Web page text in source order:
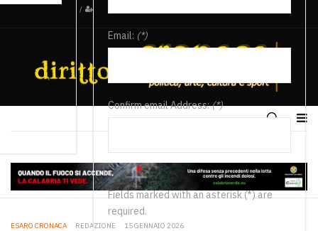
/
Email: (*)
Confirm email Address:(*)
Fields marked with an asterisk (*) are
required.
ESARO CRONACA REDAZIONE 15 GENNAIO 2026